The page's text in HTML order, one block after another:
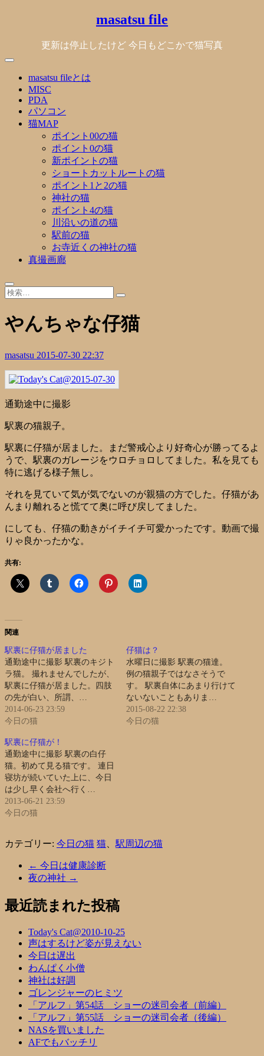
masatsu file
更新は停止したけど 今日もどこかで猫写真
masatsu fileとは
MISC
PDA
パソコン
猫MAP
ポイント00の猫
ポイント0の猫
新ポイントの猫
ショートカットルートの猫
ポイント1と2の猫
神社の猫
ポイント4の猫
川沿いの道の猫
駅前の猫
お寺近くの神社の猫
真撮画廊
やんちゃな仔猫
masatsu 2015-07-30 22:37
通勤途中に撮影
駅裏の猫親子。
駅裏に仔猫が居ました。まだ警戒心より好奇心が勝ってるよ
うで、駅裏のガレージをウロチョロしてました。私を見ても
特に逃げる様子無し。
それを見ていて気が気でないのが親猫の方でした。仔猫があ
んまり離れると慌てて奥に呼び戻してました。
にしても、仔猫の動きがイチイチ可愛かったです。動画で撮
りゃ良かったかな。
共有:
関連
駅裏に仔猫が居ました
通勤途中に撮影 駅裏のキジト
ラ猫。 撮れませんでしたが、
駅裏に仔猫が居ました。四肢
の先が白い、所謂、…
2014-06-23 23:59
今日の猫
仔猫は？
水曜日に撮影 駅裏の猫達。
例の猫親子ではなさそうで
す。 駅裏自体にあまり行けて
ないないこともありま…
2015-08-22 22:38
今日の猫
駅裏に仔猫が！
通勤途中に撮影 駅裏の白仔
猫。初めて見る猫です。 連日
寝坊が続いていた上に、今日
は少し早く会社へ行く…
2013-06-21 23:59
今日の猫
カテゴリー: 今日の猫 猫 駅周辺の猫
← 今日は健康診断
夜の神社 →
最近読まれた投稿
Today's Cat@2010-10-25
声はするけど姿が見えない
今日は遅出
わんぱく小僧
神社は好調
ゴレンジャーのヒミツ
「アルフ」第54話 ショーの迷司会者（前編）
「アルフ」第55話 ショーの迷司会者（後編）
NASを買いました
AFでもバッチリ